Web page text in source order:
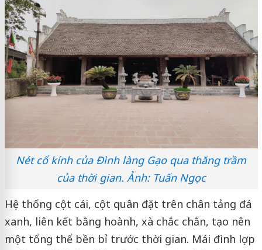
Nét cổ kính của Đình làng Gạo qua thăng trầm
của thời gian. Ảnh: Tuấn Ngọc
Hệ thống cột cái, cột quân đặt trên chân tảng đá
xanh, liên kết bằng hoành, xà chắc chắn, tạo nên
một tổng thể bền bỉ trước thời gian. Mái đình lợp